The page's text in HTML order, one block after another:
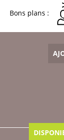
Bons plans :